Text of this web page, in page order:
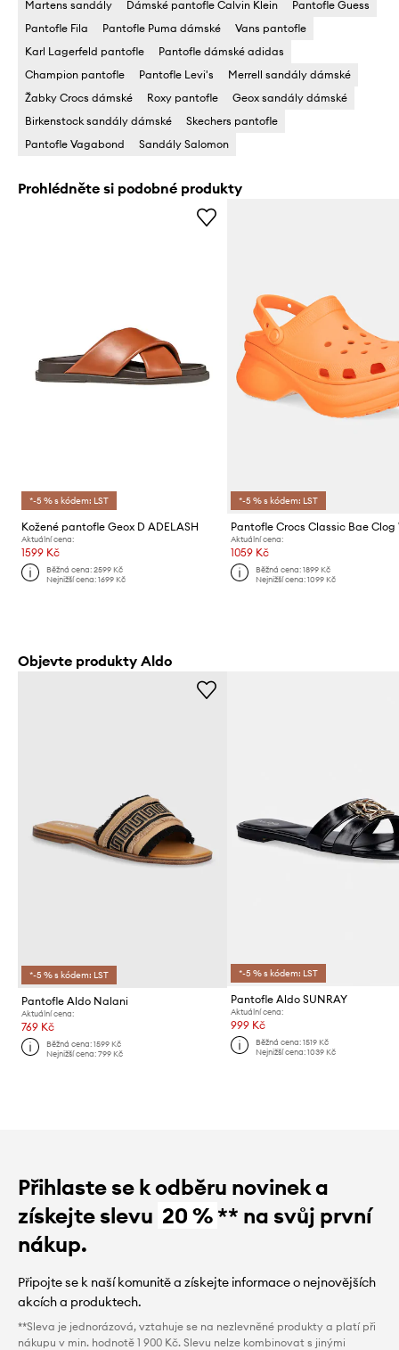
Martens sandály Dámské pantofle Calvin Klein
Pantofle Guess
Pantofle Fila
Pantofle Puma dámské
Vans pantofle
Karl Lagerfeld pantofle
Pantofle dámské adidas
Champion pantofle
Pantofle Levi's
Merrell sandály dámské
Žabky Crocs dámské
Roxy pantofle
Geox sandály dámské
Birkenstock sandály dámské
Skechers pantofle
Pantofle Vagabond
Sandály Salomon
Prohlédněte si podobné produkty
*-5 % s kódem: LST
Kožené pantofle Geox D ADELASH
Aktuální cena:
1599 Kč
Běžná cena:2599 Kč
Nejnižší cena:1699 Kč
*-5 % s kódem: LST
Pantofle Crocs Classic Bae Clog
Aktuální cena:
1059 Kč
Běžná cena: 1899 Kč
Nejnižší cena: 1099 Kč
Objevte produkty Aldo
*-5 % s kódem: LST
Pantofle Aldo Nalani
Aktuální cena:
769 Kč
Běžná cena:1599 Kč
Nejnižší cena:799 Kč
*-5 % s kódem: LST
Pantofle Aldo SUNRAY
Aktuální cena:
999 Kč
Běžná cena: 1519 Kč
Nejnižší cena: 1039 Kč
Přihlaste se k odběru novinek a
získejte slevu 20 %** na svůj první
nákup.
Připojte se k naší komunitě a získejte informace o nejnovějších
akcích a produktech.
**Sleva je jednorázová, vztahuje se na nezlevněné produkty a platí při
nákupu v min. hodnotě 1 900 Kč. Slevu nelze kombinovat s jinými